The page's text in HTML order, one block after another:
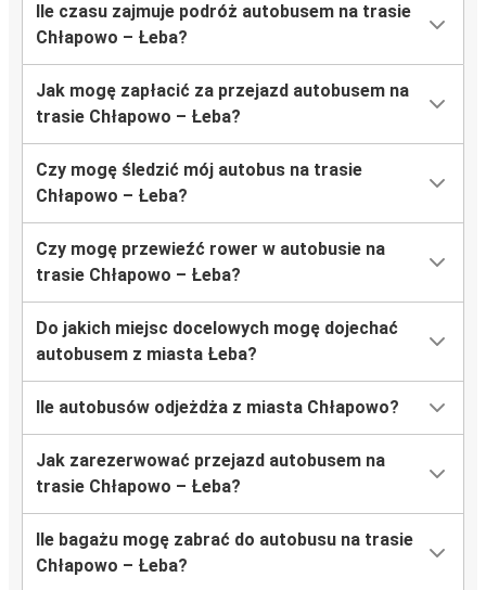
Ile czasu zajmuje podróż autobusem na trasie
Chłapowo – Łeba?
Jak mogę zapłacić za przejazd autobusem na
trasie Chłapowo – Łeba?
Czy mogę śledzić mój autobus na trasie
Chłapowo – Łeba?
Czy mogę przewieźć rower w autobusie na
trasie Chłapowo – Łeba?
Do jakich miejsc docelowych mogę dojechać
autobusem z miasta Łeba?
Ile autobusów odjeżdża z miasta Chłapowo?
Jak zarezerwować przejazd autobusem na
trasie Chłapowo – Łeba?
Ile bagażu mogę zabrać do autobusu na trasie
Chłapowo – Łeba?